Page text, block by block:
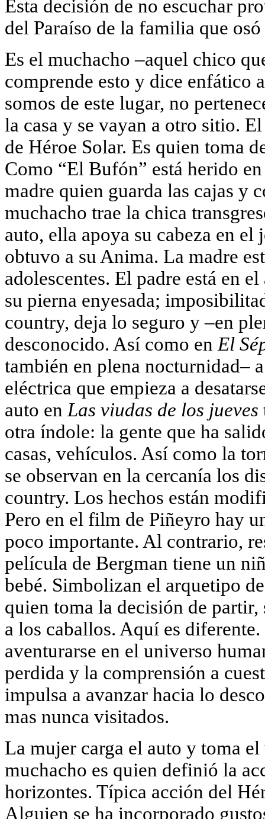
Esta decisión de no escuchar
del Paraíso de la familia que
Es el muchacho –aquel chico
comprende esto y dice enfático
somos de este lugar, no
la casa y se vayan a otro sitio.
de Héroe Solar. Es quien toma
Como “El Bufón” está herido
madre quien guarda las cajas y
muchacho trae la chica
auto, ella apoya su cabeza en
obtuvo a su Anima. La madre
adolescentes. El padre está en
su pierna enyesada;
country, deja lo seguro y –en
desconocido. Así como en El
también en plena nocturnidad–
eléctrica que empieza a
auto en Las viudas de los jueves
otra índole: la gente que ha
casas, vehículos. Así como la
se observan en la cercanía los
country. Los hechos están
Pero en el film de Piñeyro hay
poco importante. Al contrario,
película de Bergman tiene un
bebé. Simbolizan el arquetipo
quien toma la decisión de
a los caballos. Aquí es
aventurarse en el universo
perdida y la comprensión a
impulsa a avanzar hacia lo
mas nunca visitados.
La mujer carga el auto y toma
muchacho es quien definió la
horizontes. Típica acción del
Alguien se ha incorporado